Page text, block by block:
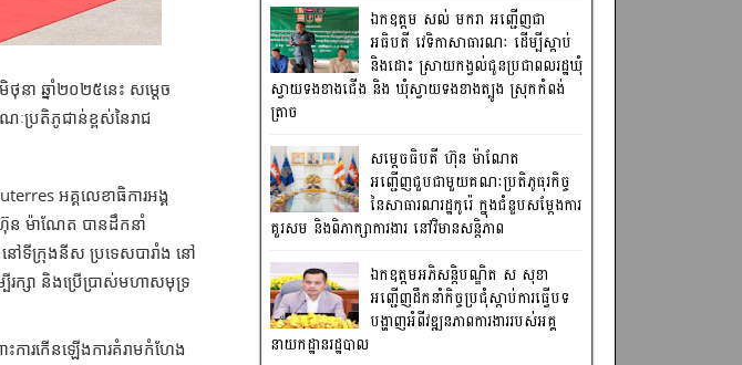
នា ឆ្នាំ២០២៥នេះ សម្តេច
ប្រតិភូជាន់ខ្ពស់នៃរាជ
អគ្គលេខាធិការអង្គ
ហ៊ុន ម៉ាណែត បានដឹកនាំ
ទីក្រុង​នីស ប្រទេសបារាំង នៅ
រក្សា និងប្រើប្រាស់មហា​សមុទ្រ​​
ការកើនឡើងការគំរាមកំហែង
ឯកឧត្តម សល់ មករា អញ្ជើញជា
អធិបតី វេទិកាសាធារណៈ ដើម្បីស្តាប់
និងដោះ ស្រាយកង្វល់ជូនប្រជាពលរដ្ឋឃុំ
ស្វាយទងខាងជើង និង ឃុំស្វាយទងខាងត្បូង ស្រុកកំពង់
ត្រាច
សម្តេចធិបតី ហ៊ុន ម៉ាណែត
អញ្ជើញជួបជាមួយគណៈប្រតិភូធុរកិច្ច
នៃសាធារណរដ្ឋកូរ៉េ ក្នុងជំនួបសម្តែងការ
គួរសម និងពិភាក្សាការងារ នៅវិមានសន្តិភាព
ឯកឧត្តមអភិសន្តិបណ្ឌិត ស សុខា
អញ្ជើញដឹកនាំកិច្ចប្រជុំស្តាប់ការធ្វើបទ
បង្ហាញអំពីវឌ្ឍនភាពការងាររបស់អគ្គ
នាយកដ្ឋានរដ្ឋបាល